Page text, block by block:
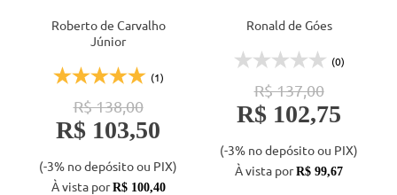
arquitetura - 14ª ed.
Roberto de Carvalho
Júnior
(1)
R$ 138,00
R$ 103,50
(-3% no depósito ou PIX)
À vista porR$ 100,40
Ronald de Góes
(0)
R$ 137,00
R$ 102,75
(-3% no depósito ou PIX)
À vista porR$ 99,67